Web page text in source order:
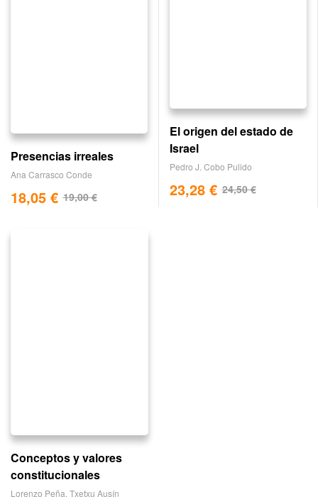
Presencias irreales
Ana Carrasco Conde
19,00€
18,05 €
El origen del estado de
Israel
Pedro J. Cobo Pulido
24,50€
23,28 €
Conceptos y valores
constitucionales
Lorenzo Peña Txetxu Ausín